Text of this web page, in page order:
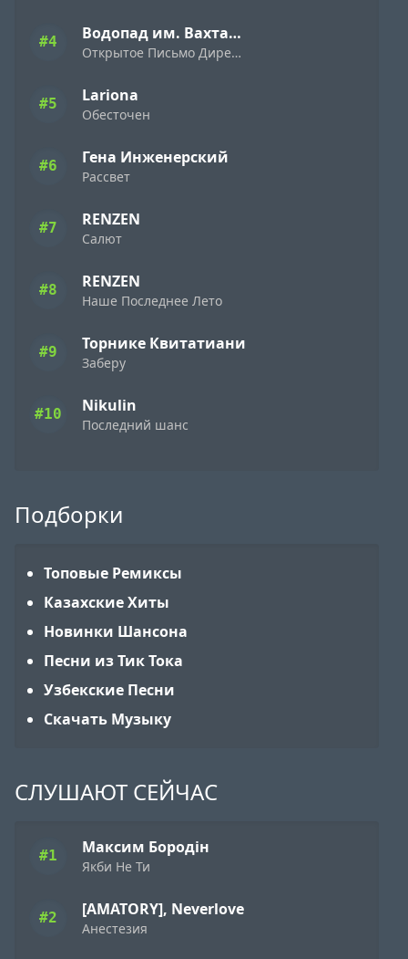
#4 Водопад им. Вахтанга Кикабидзе
Открытое Письмо Директору Фирмы «Ямаха» ( 1989 )
#5 Lariona
Обесточен
#6 Гена Инженерский
Рассвет
#7 RENZEN
Салют
#8 RENZEN
Наше Последнее Лето
#9 Торнике Квитатиани
Заберу
#10 Nikulin
Последний шанс
Подборки
Топовые Ремиксы
Казахские Хиты
Новинки Шансона
Песни из Тик Тока
Узбекские Песни
Скачать Музыку
СЛУШАЮТ СЕЙЧАС
#1 Максим Бородін
Якби Не Ти
#2 [AMATORY], Neverlove
Анестезия